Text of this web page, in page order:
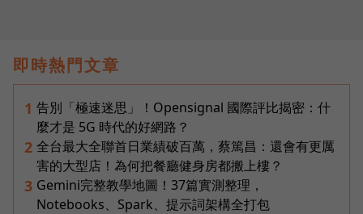
即時熱門文章
1 告別「極速迷思」！Opensignal 國際評比揭密：什
麼才是 5G 時代的好網路？
2 全台最大全聯首日業績破百萬，蔡篤昌：還會有更厲
害的大型店！為何把餐廳健身房都搬上樓？
3 Gemini完整教學地圖！37篇實測整理，
Notebooks、Spark、提示詞架構全打包